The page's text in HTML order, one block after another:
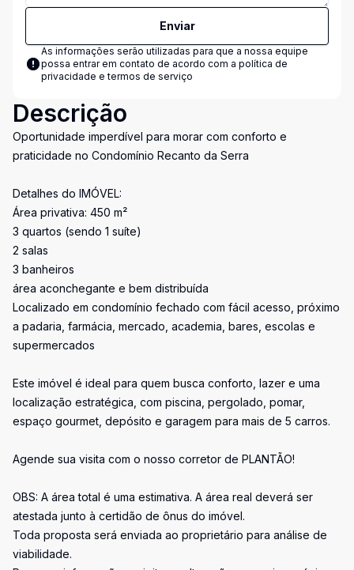
Enviar
As informações serão utilizadas para que a nossa equipe
possa entrar em contato de acordo com a política de
privacidade e termos de serviço
Descrição
Oportunidade imperdível para morar com conforto e
praticidade no Condomínio Recanto da Serra
Detalhes do IMÓVEL:
Área privativa: 450 m²
3 quartos (sendo 1 suíte)
2 salas
3 banheiros
área aconchegante e bem distribuída
Localizado em condomínio fechado com fácil acesso, próximo
a padaria, farmácia, mercado, academia, bares, escolas e
supermercados
Este imóvel é ideal para quem busca conforto, lazer e uma
localização estratégica, com piscina, pergolado, pomar,
espaço gourmet, depósito e garagem para mais de 5 carros.
Agende sua visita com o nosso corretor de PLANTÃO!
OBS: A área total é uma estimativa. A área real deverá ser
atestada junto à certidão de ônus do imóvel.
Toda proposta será enviada ao proprietário para análise de
viabilidade.